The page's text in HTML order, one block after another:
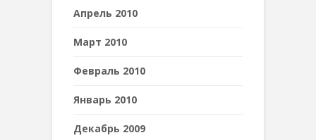
Апрель 2010
Март 2010
Февраль 2010
Январь 2010
Декабрь 2009